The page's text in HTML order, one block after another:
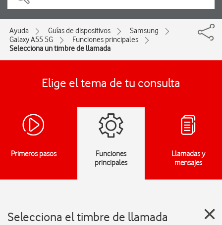
Ayuda Guías de dispositivos
Samsung
Galaxy A55 5G
Funciones principales
Selecciona un timbre de llamada
Elige el tema de tu consulta
Primeros pasos
Funciones
principales
Llamadas y
mensajes
Selecciona el timbre de llamada